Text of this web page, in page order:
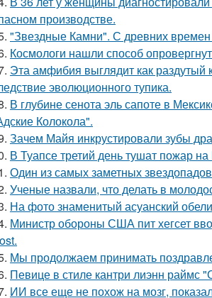
производстве.
"Звездные Камни". С древних времен
Космологи нашли способ
Эта амфибия выглядит как раздутый
эволюционного тупика.
В глубине сенота эль сапоте в
Колокола".
Зачем Майя инкрустировали зубы
В Туапсе третий день тушат пожар
Один из самых заметных
Ученые назвали, что делать в
На фото знаменитый асуанский
Министр обороны США пит хегсет
Мы продолжаем принимать
Певице в стиле кантри лиэнн раймс
ИИ все еще не похож на мозг,